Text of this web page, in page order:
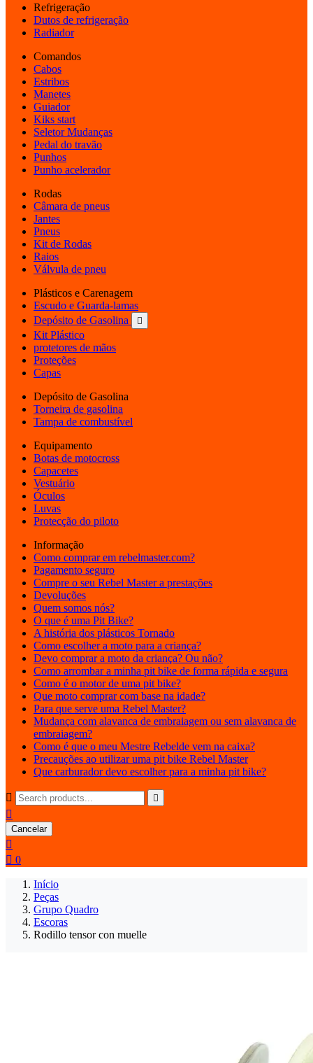
Refrigeração
Dutos de refrigeração
Radiador
Comandos
Cabos
Estribos
Manetes
Guiador
Kiks start
Seletor Mudanças
Pedal do travão
Punhos
Punho acelerador
Rodas
Câmara de pneus
Jantes
Pneus
Kit de Rodas
Raios
Válvula de pneu
Plásticos e Carenagem
Escudo e Guarda-lamas
Depósito de Gasolina

Kit Plástico
protetores de mãos
Proteções
Capas
Depósito de Gasolina
Torneira de gasolina
Tampa de combustível
Equipamento
Botas de motocross
Capacetes
Vestuário
Óculos
Luvas
Protecção do piloto
Informação
Como comprar em rebelmaster.com?
Pagamento seguro
Compre o seu Rebel Master a prestações
Devoluções
Quem somos nós?
O que é uma Pit Bike?
A história dos plásticos Tornado
Como escolher a moto para a criança?
Devo comprar a moto da criança? Ou não?
Como arrombar a minha pit bike de forma rápida e segura
Como é o motor de uma pit bike?
Que moto comprar com base na idade?
Para que serve uma Rebel Master?
Mudança com alavanca de embraiagem ou sem alavanca de
embraiagem?
Como é que o meu Mestre Rebelde vem na caixa?
Precauções ao utilizar uma pit bike Rebel Master
Que carburador devo escolher para a minha pit bike?
 

Cancelar

 0
Início
Peças
Grupo Quadro
Escoras
Rodillo tensor con muelle